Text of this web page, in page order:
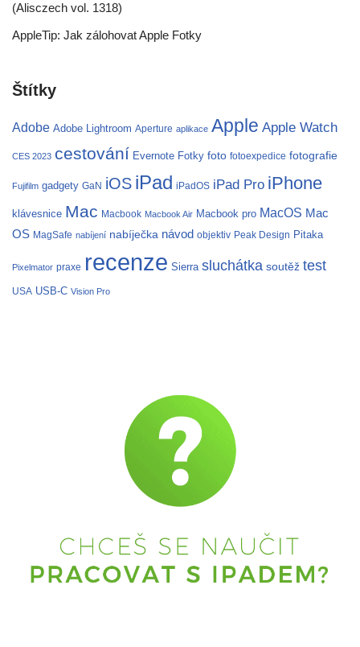
(Alisczech vol. 1318)
AppleTip: Jak zálohovat Apple Fotky
Štítky
Adobe Adobe Lightroom Aperture aplikace Apple Apple Watch
CES 2023 cestování Evernote Fotky foto fotoexpedice fotografie
Fujifilm gadgety GaN iOS iPad iPadOS iPad Pro iPhone
klávesnice Mac Macbook Macbook Air Macbook pro MacOS Mac
OS MagSafe nabíjení nabíječka návod objektiv Peak Design Pitaka
Pixelmator praxe recenze Sierra sluchátka soutěž test
USA USB-C Vision Pro